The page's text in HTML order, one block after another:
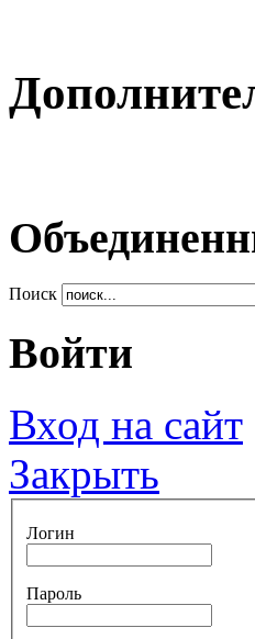
Поиск
Войти
Вход на сайт
Закрыть
Логин
Пароль